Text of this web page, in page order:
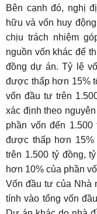
Bên cạnh đó, nghị
hữu và vốn huy
chịu trách nhiệm
nguồn vốn khác để
đồng dự án. Tỷ lệ
được thấp hơn 15%
vốn đầu tư trên
xác định theo
phần vốn đến
được thấp hơn 15%
trên 1.500 tỷ đồng,
hơn 10% của phần
Vốn đầu tư của Nhà
tính vào tổng vốn